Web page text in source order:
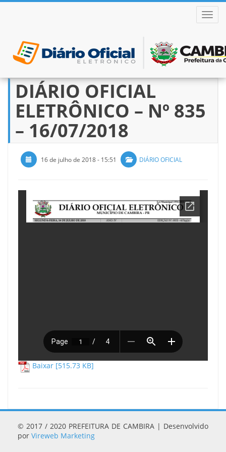
Pular
para
conteúdo
DIÁRIO OFICIAL
ELETRÔNICO – Nº 835
– 16/07/2018
16 de julho de 2018 - 15:51 DIÁRIO OFICIAL
Baixar [515.73 KB]
© 2017 / 2020 PREFEITURA DE CAMBIRA | Desenvolvido
por Vireweb Marketing